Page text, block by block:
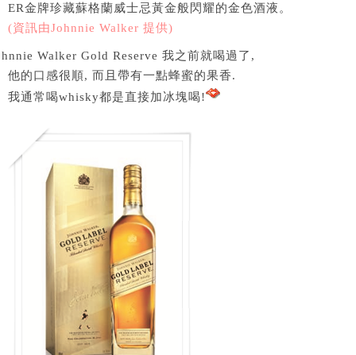
ER金牌珍藏蘇格蘭威士忌黃金般閃耀的金色酒液。
(資訊由Johnnie Walker 提供)
Walker Gold Reserve 我之前就喝過了,
他的口感很順, 而且帶有一點蜂蜜的果香.
我通常喝whisky都是直接加冰塊喝!